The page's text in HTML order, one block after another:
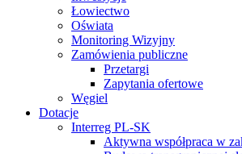
Łowiectwo
Oświata
Monitoring Wizyjny
Zamówienia publiczne
Przetargi
Zapytania ofertowe
Węgiel
Dotacje
Interreg PL-SK
Aktywna współpraca w